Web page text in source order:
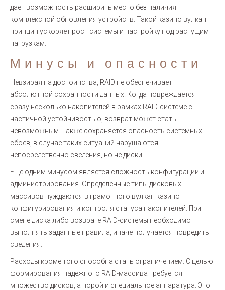
дает возможность расширить место без наличия
комплексной обновления устройств. Такой казино вулкан
принцип ускоряет рост системы и настройку под растущим
нагрузкам.
Минусы и опасности
Невзирая на достоинства, RAID не обеспечивает
абсолютной сохранности данных. Когда повреждается
сразу несколько накопителей в рамках RAID-системе с
частичной устойчивостью, возврат может стать
невозможным. Также сохраняется опасность системных
сбоев, в случае таких ситуаций нарушаются
непосредственно сведения, но не диски.
Еще одним минусом является сложность конфигурации и
администрирования. Определенные типы дисковых
массивов нуждаются в грамотного вулкан казино
конфигурирования и контроля статуса накопителей. При
смене диска либо возврате RAID-системы необходимо
выполнять заданные правила, иначе получается повредить
сведения.
Расходы кроме того способна стать ограничением. С целью
формирования надежного RAID-массива требуется
множество дисков, а порой и специальное аппаратура. Это